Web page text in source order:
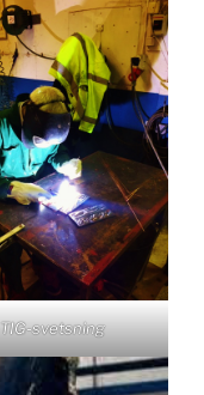
TIG-svetsning